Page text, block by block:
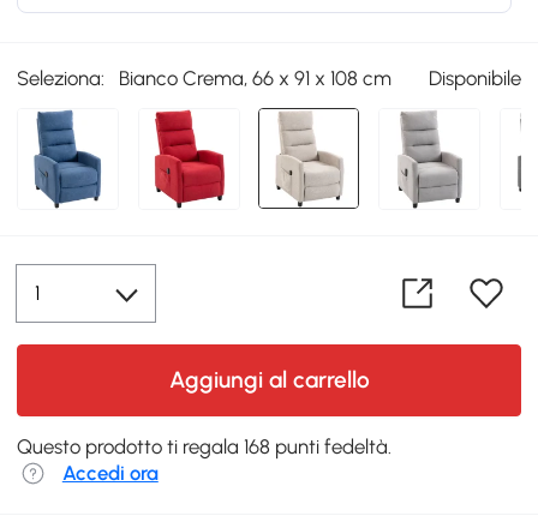
Seleziona: Bianco Crema, 66 x 91 x 108 cm Disponibile
Aggiungi al carrello
Questo prodotto ti regala 168 punti fedeltà.
Accedi ora